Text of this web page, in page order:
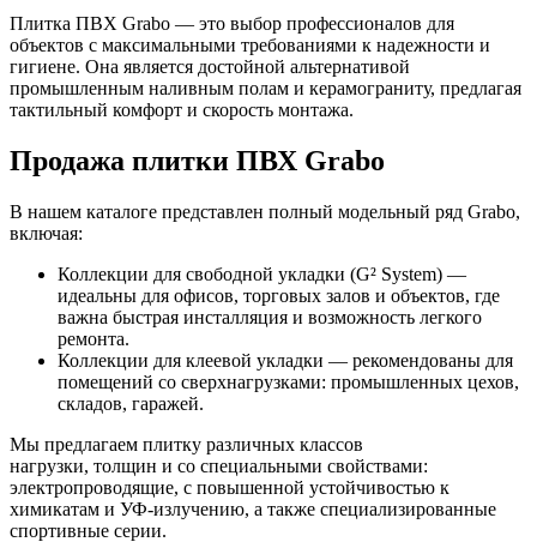
Плитка ПВХ Grabo — это выбор профессионалов для
объектов с максимальными требованиями к надежности и
гигиене. Она является достойной альтернативой
промышленным наливным полам и керамограниту, предлагая
тактильный комфорт и скорость монтажа.
Продажа плитки ПВХ Grabo
В нашем каталоге представлен полный модельный ряд Grabo,
включая:
Коллекции для свободной укладки (G² System) —
идеальны для офисов, торговых залов и объектов, где
важна быстрая инсталляция и возможность легкого
ремонта.
Коллекции для клеевой укладки — рекомендованы для
помещений со сверхнагрузками: промышленных цехов,
складов, гаражей.
Мы предлагаем плитку различных классов
нагрузки, толщин и со специальными свойствами:
электропроводящие, с повышенной устойчивостью к
химикатам и УФ-излучению, а также специализированные
спортивные серии.